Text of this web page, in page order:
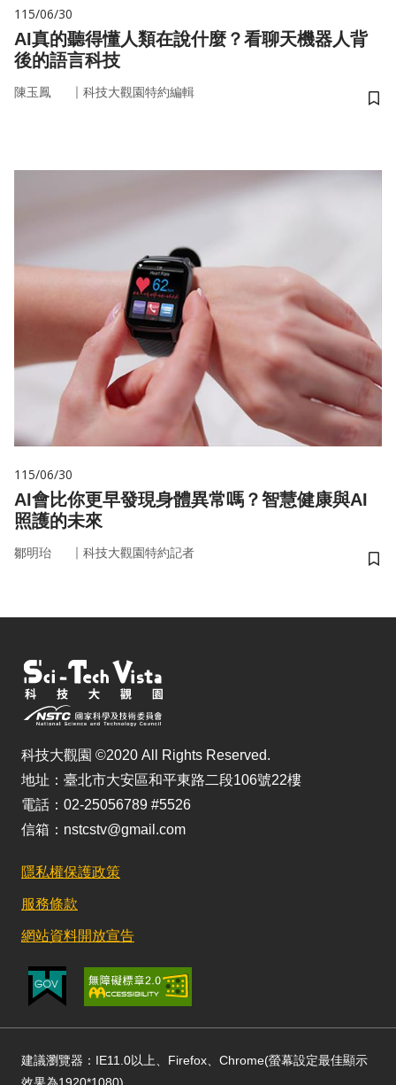
115/06/30
AI真的聽得懂人類在說什麼？看聊天機器人背
後的語言科技
陳玉鳳 ｜ 科技大觀園特約編輯
儲
115/06/30
AI會比你更早發現身體異常嗎？智慧健康與AI
照護的未來
鄒明珆 ｜ 科技大觀園特約記者
儲
科技大觀園 ©2020 All Rights Reserved.
地址：臺北市大安區和平東路二段106號22樓
電話：02-25056789 #5526
信箱：nstcstv@gmail.com
隱私權保護政策
服務條款
網站資料開放宣告
建議瀏覽器：IE11.0以上、Firefox、Chrome(螢幕設定最佳顯示